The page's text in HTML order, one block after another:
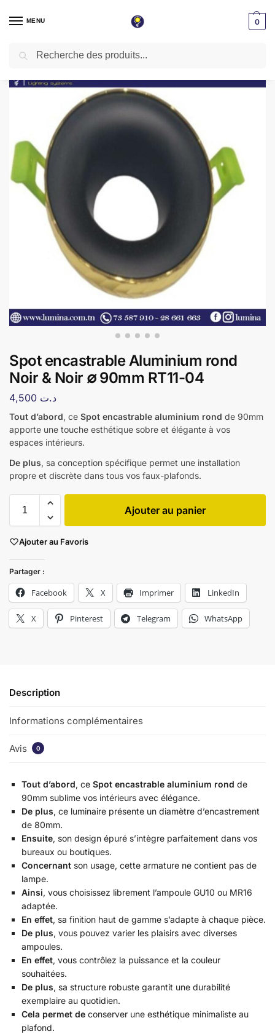
MENU 0
Accueil / Spot LED encastrable Spot vide
Spot encastrable Aluminium rond
Noir & Noir ∅ 90mm RT11-04
د.ت
Tout d’abord, ce Spot encastrable aluminium rond de 90mm
apporte une touche esthétique sobre et élégante à vos
espaces intérieurs.
De plus, sa conception spécifique permet une installation
propre et discrète dans tous vos faux-plafonds.
Ajouter au panier
Ajouter au Favoris
Partager :
Facebook X Imprimer LinkedIn
X Pinterest Telegram WhatsApp
Description
Informations complémentaires
Avis 0
Tout d’abord, ce Spot encastrable aluminium rond de
90mm sublime vos intérieurs avec élégance.
De plus, ce luminaire présente un diamètre d’encastrement
de 80mm.
Ensuite, son design épuré s’intègre parfaitement dans vos
bureaux ou boutiques.
Concernant son usage, cette armature ne contient pas de
lampe.
Ainsi, vous choisissez librement l’ampoule GU10 ou MR16
adaptée.
En effet, sa finition haut de gamme s’adapte à chaque pièce.
De plus, vous pouvez varier les plaisirs avec diverses
ampoules.
En effet, vous contrôlez la puissance et la couleur
souhaitées.
De plus, sa structure robuste garantit une durabilité
exemplaire au quotidien.
Cela permet de conserver une esthétique minimaliste au
plafond.